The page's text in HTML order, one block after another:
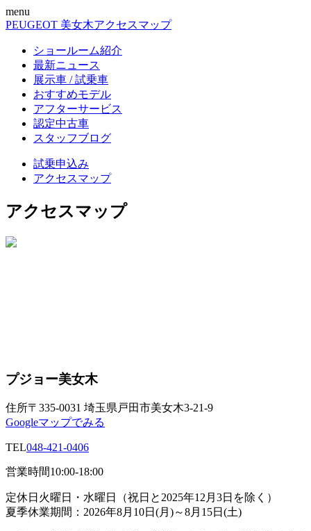
menu
PEUGEOT 美女木アクセスマップ
ショールーム紹介
最新ニュース
展示車 / 試乗車
おすすめモデル
アフターサービス
認定中古車
スタッフブログ
試乗申込み
アクセスマップ
アクセスマップ
プジョー美女木
住所〒335-0031 埼玉県戸田市美女木3-21-9
Googleマップでみる
TEL048-421-0406
営業時間10:00-18:00
定休日 火曜日・水曜日（祝日と2025年12月3日を除く）
夏季休業期間：2026年8月10日(月)～8月15日(土)